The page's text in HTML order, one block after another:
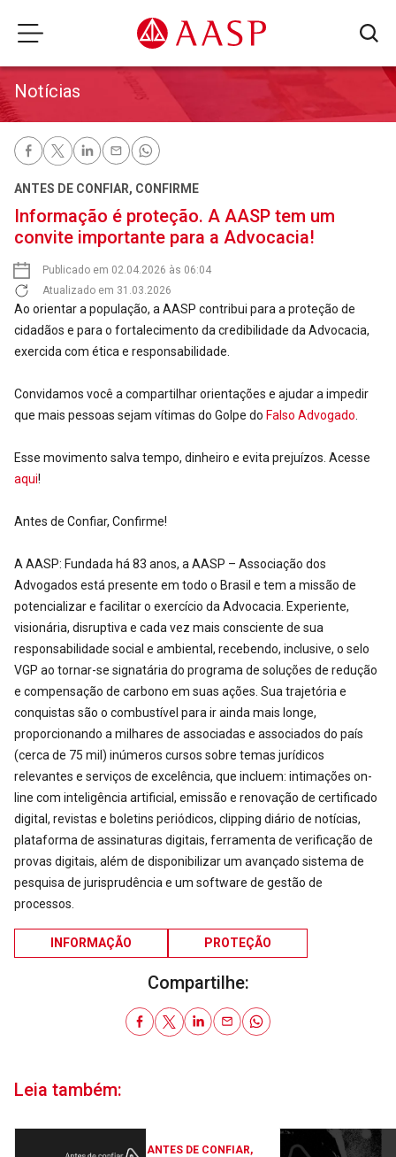
Notícias
ANTES DE CONFIAR, CONFIRME
Informação é proteção. A AASP tem um
convite importante para a Advocacia!
Publicado em 02.04.2026 às 06:04
Atualizado em 31.03.2026
Ao orientar a população, a AASP contribui para a proteção de
cidadãos e para o fortalecimento da credibilidade da Advocacia,
exercida com ética e responsabilidade.
Convidamos você a compartilhar orientações e ajudar a impedir
que mais pessoas sejam vítimas do Golpe do Falso Advogado
Esse movimento salva tempo, dinheiro e evita prejuízos. Acesse
aqui!
Antes de Confiar, Confirme!
A AASP: Fundada há 83 anos, a AASP – Associação dos
Advogados está presente em todo o Brasil e tem a missão de
potencializar e facilitar o exercício da Advocacia. Experiente,
visionária, disruptiva e cada vez mais consciente de sua
responsabilidade social e ambiental, recebendo, inclusive, o selo
VGP ao tornar-se signatária do programa de soluções de redução
e compensação de carbono em suas ações. Sua trajetória e
conquistas são o combustível para ir ainda mais longe,
proporcionando a milhares de associadas e associados do país
(cerca de 75 mil) inúmeros cursos sobre temas jurídicos
relevantes e serviços de excelência, que incluem: intimações on-
line com inteligência artificial, emissão e renovação de certificado
digital, revistas e boletins periódicos, clipping diário de notícias,
plataforma de assinaturas digitais, ferramenta de verificação de
provas digitais, além de disponibilizar um avançado sistema de
pesquisa de jurisprudência e um software de gestão de
processos.
INFORMAÇÃO PROTEÇÃO
Compartilhe:
Leia também:
ANTES DE CONFIAR,